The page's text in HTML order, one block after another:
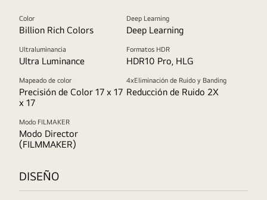
Color
Billion Rich Colors
Deep Learning
Deep Learning
Ultraluminancia
Ultra Luminance
Formatos HDR
HDR10 Pro, HLG
Mapeado de color
Precisión de Color 17 x 17
x 17
4xEliminación de Ruido y Banding
Reducción de Ruido 2X
Modo FILMAKER
Modo Director
(FILMMAKER)
DISEÑO